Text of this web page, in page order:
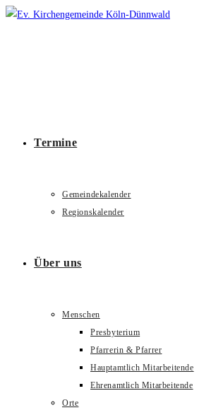
Zum
Termine
Gemeindekalender
Regionskalender
Über uns
Menschen
Presbyterium
Pfarrerin & Pfarrer
Hauptamtlich Mitarbeitende
Ehrenamtlich Mitarbeitende
Orte